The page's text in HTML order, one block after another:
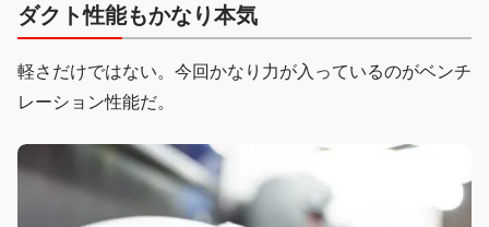
ダクト性能もかなり本気
軽さだけではない。今回かなり力が入っているのがベンチ
レーション性能だ。